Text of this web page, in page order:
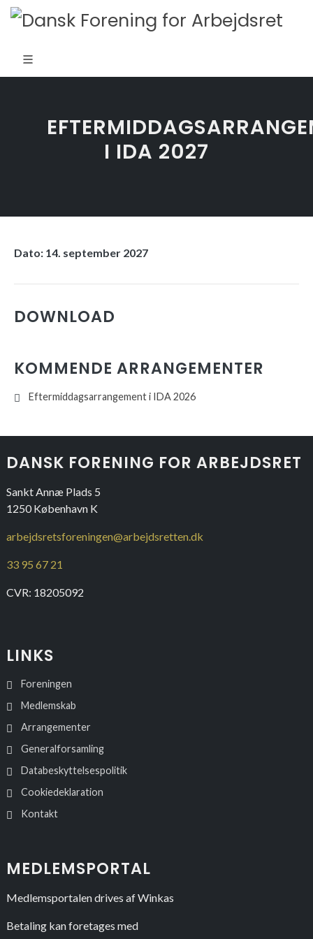
I IDA 2027
Dato: 14. september 2027
DOWNLOAD
KOMMENDE ARRANGEMENTER
Eftermiddagsarrangement i IDA 2026
DANSK FORENING FOR ARBEJDSRET
Sankt Annæ Plads 5
1250 København K
arbejdsretsforeningen@arbejdsretten.dk
33 95 67 21
CVR: 18205092
LINKS
Foreningen
Medlemskab
Arrangementer
Generalforsamling
Databeskyttelsespolitik
Cookiedeklaration
Kontakt
MEDLEMSPORTAL
Medlemsportalen drives af Winkas
Betaling kan foretages med